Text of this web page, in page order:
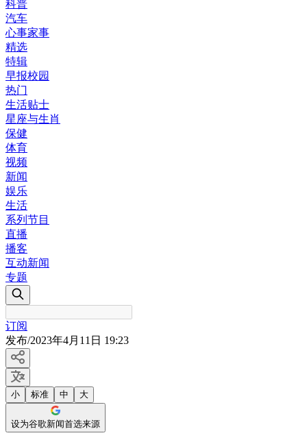
科普
汽车
心事家事
精选
特辑
早报校园
热门
生活贴士
星座与生肖
保健
体育
视频
新闻
娱乐
生活
系列节目
直播
播客
互动新闻
专题
订阅
发布/2023年4月11日 19:23
小 标准 中 大
设为谷歌新闻首选来源